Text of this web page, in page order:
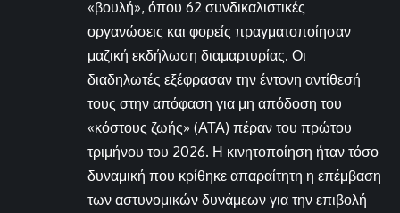
«βουλή», όπου 62 συνδικαλιστικές
οργανώσεις και φορείς πραγματοποίησαν
μαζική εκδήλωση διαμαρτυρίας. Οι
διαδηλωτές εξέφρασαν την έντονη αντίθεσή
τους στην απόφαση για μη απόδοση του
«κόστους ζωής» (ΑΤΑ) πέραν του πρώτου
τριμήνου του 2026. Η κινητοποίηση ήταν τόσο
δυναμική που κρίθηκε απαραίτητη η επέμβαση
των αστυνομικών δυνάμεων για την επιβολή